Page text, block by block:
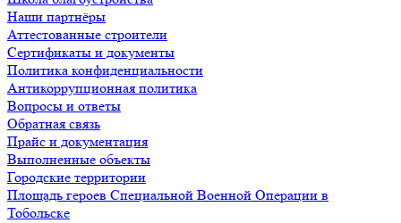
Наши партнёры
Аттестованные строители
Сертификаты и документы
Политика конфиденциальности
Антикоррупционная политика
Вопросы и ответы
Обратная связь
Прайс и документация
Выполненные объекты
Городские территории
Площадь героев Специальной Военной Операции в
Тобольске